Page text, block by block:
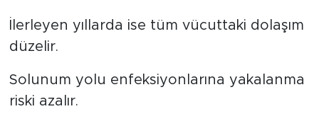
İlerleyen yıllarda ise tüm vücuttaki dolaşım
düzelir.
Solunum yolu enfeksiyonlarına yakalanma
riski azalır.